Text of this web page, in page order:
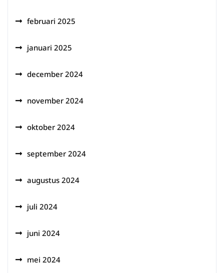
februari 2025
januari 2025
december 2024
november 2024
oktober 2024
september 2024
augustus 2024
juli 2024
juni 2024
mei 2024